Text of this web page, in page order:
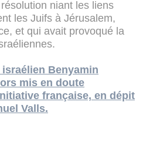
niant les liens
les Juifs à Jérusalem,
et qui avait provoqué la
Benyamin
mis en doute
française, en dépit
Valls.